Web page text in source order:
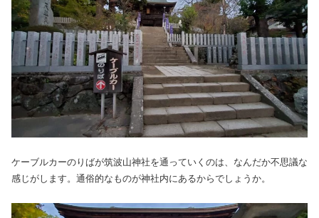
ケーブルカーのりばが筑波山神社を通っていくのは、なんだか不思議な
感じがします。通俗的なものが神社内にあるからでしょうか。